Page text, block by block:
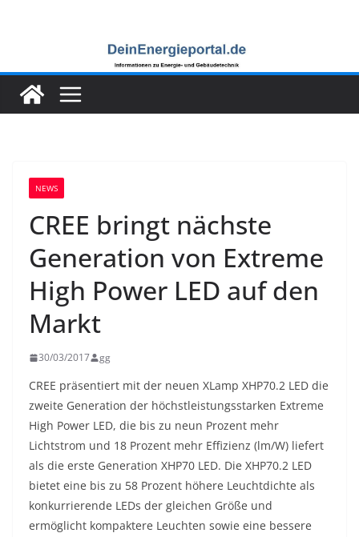
NEWS
CREE bringt nächste
Generation von Extreme
High Power LED auf den
Markt
30/03/2017 gg
CREE präsentiert mit der neuen XLamp XHP70.2 LED die
zweite Generation der höchstleistungsstarken Extreme
High Power LED, die bis zu neun Prozent mehr
Lichtstrom und 18 Prozent mehr Effizienz (lm/W) liefert
als die erste Generation XHP70 LED. Die XHP70.2 LED
bietet eine bis zu 58 Prozent höhere Leuchtdichte als
konkurrierende LEDs der gleichen Größe und
ermöglicht kompaktere Leuchten sowie eine bessere